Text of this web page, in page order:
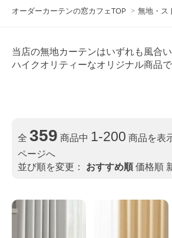
オーダーカーテンの窓カフェTOP > 無地・ス
当店の無地カーテンはいずれも風合
ハイクオリティーなオリジナル商品で
全 359 商品中 1-200 商品を表
ページへ
並び順を変更： おすすめ順価格順